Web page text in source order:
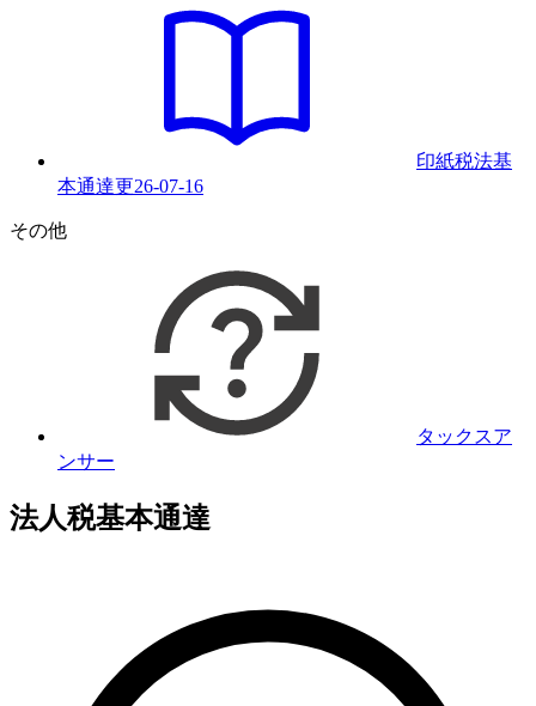
印紙税法基
本通達更26-07-16
その他
タックスア
ンサー
法人税基本通達